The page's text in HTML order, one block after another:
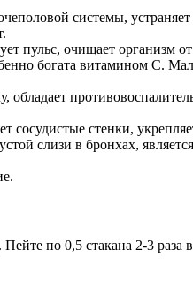
системы,
пульс, очищает организм
богата витамином С.
обладает
сосудистые стенки,
слизи в бронхах,
по 0,5 стакана 2-3 раза